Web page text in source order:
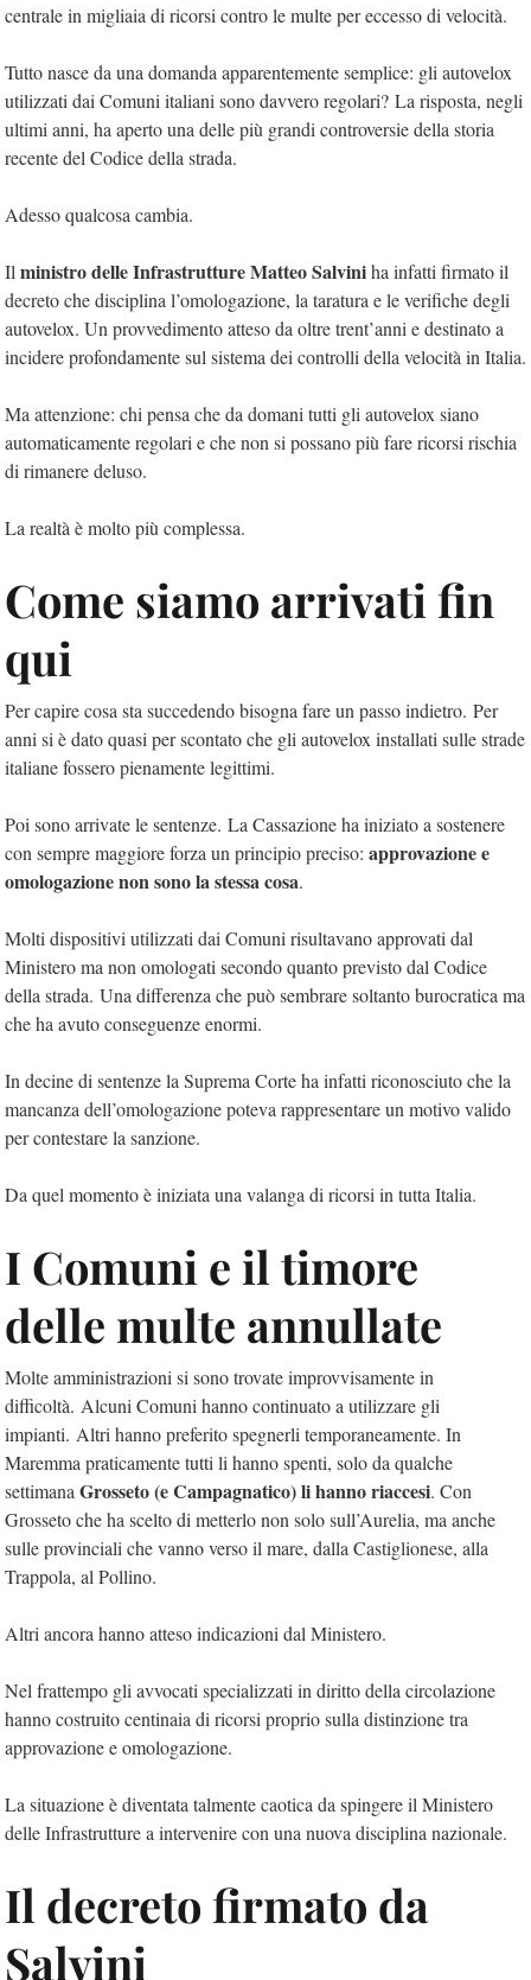
centrale in migliaia di ricorsi contro le multe per eccesso di velocità.
Tutto nasce da una domanda apparentemente semplice: gli autovelox
utilizzati dai Comuni italiani sono davvero regolari? La risposta, negli
ultimi anni, ha aperto una delle più grandi controversie della storia
recente del Codice della strada.
Adesso qualcosa cambia.
Il ministro delle Infrastrutture Matteo Salviniha infatti firmato il
decreto che disciplina l’omologazione, la taratura e le verifiche degli
autovelox. Un provvedimento atteso da oltre trent’anni e destinato a
incidere profondamente sul sistema dei controlli della velocità in Italia.
Ma attenzione: chi pensa che da domani tutti gli autovelox siano
automaticamente regolari e che non si possano più fare ricorsi rischia
di rimanere deluso.
La realtà è molto più complessa.
Come siamo arrivati fin
qui
Per capire cosa sta succedendo bisogna fare un passo indietro. Per
anni si è dato quasi per scontato che gli autovelox installati sulle strade
italiane fossero pienamente legittimi.
Poi sono arrivate le sentenze. La Cassazione ha iniziato a sostenere
con sempre maggiore forza un principio preciso: approvazione e
omologazione non sono la stessa cosa.
Molti dispositivi utilizzati dai Comuni risultavano approvati dal
Ministero ma non omologati secondo quanto previsto dal Codice
della strada. Una differenza che può sembrare soltanto burocratica ma
che ha avuto conseguenze enormi.
In decine di sentenze la Suprema Corte ha infatti riconosciuto che la
mancanza dell’omologazione poteva rappresentare un motivo valido
per contestare la sanzione.
Da quel momento è iniziata una valanga di ricorsi in tutta Italia.
I Comuni e il timore
delle multe annullate
Molte amministrazioni si sono trovate improvvisamente in
difficoltà. Alcuni Comuni hanno continuato a utilizzare gli
impianti. Altri hanno preferito spegnerli temporaneamente. In
Maremma praticamente tutti li hanno spenti, solo da qualche
settimana Grosseto (e Campagnatico) li hanno riaccesi. Con
Grosseto che ha scelto di metterlo non solo sull’Aurelia, ma anche
sulle provinciali che vanno verso il mare, dalla Castiglionese, alla
Trappola, al Pollino.
Altri ancora hanno atteso indicazioni dal Ministero.
Nel frattempo gli avvocati specializzati in diritto della circolazione
hanno costruito centinaia di ricorsi proprio sulla distinzione tra
approvazione e omologazione.
La situazione è diventata talmente caotica da spingere il Ministero
delle Infrastrutture a intervenire con una nuova disciplina nazionale.
Il decreto firmato da
Salvini